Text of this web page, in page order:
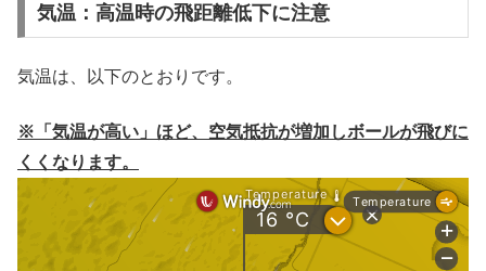
気温：高温時の飛距離低下に注意
気温は、以下のとおりです。
※「気温が高い」ほど、空気抵抗が増加しボールが飛びに
くくなります。